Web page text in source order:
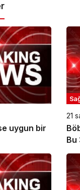
uygun bir
21
Bu